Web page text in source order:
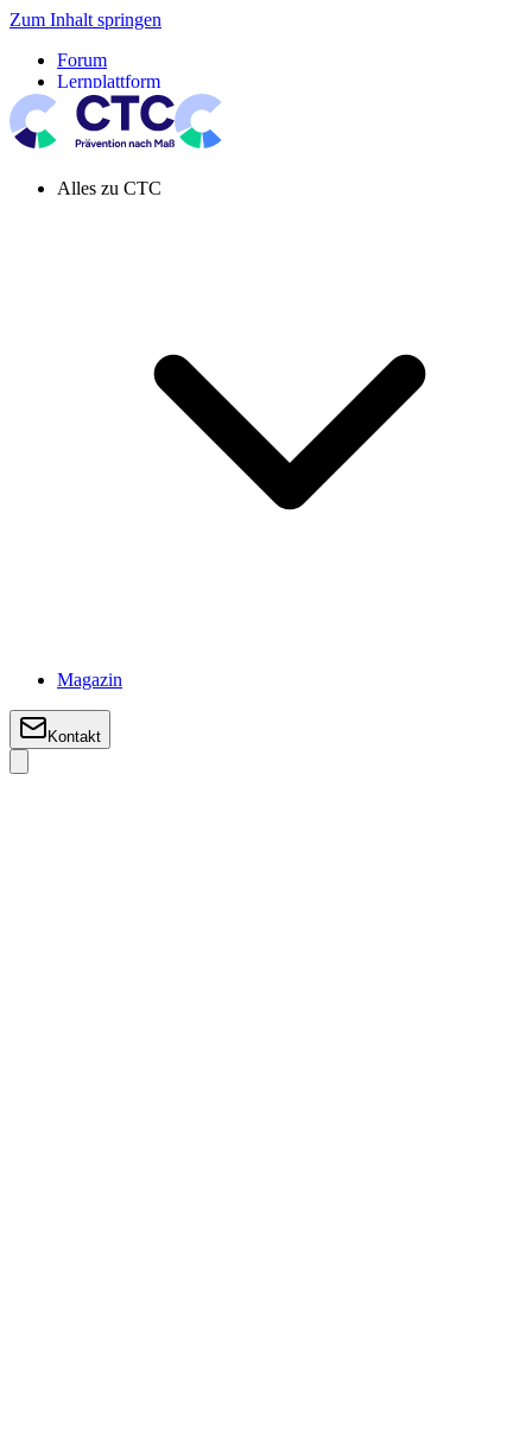
Zum Inhalt springen
Forum
Lernplattform
Pressespiegel
Newsletter
Systemeinstellung aktiv
Alles zu CTC
Magazin
Kontakt